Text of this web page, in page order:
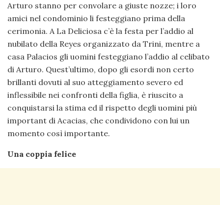
Arturo stanno per convolare a giuste nozze; i loro
amici nel condominio li festeggiano prima della
cerimonia. A La Deliciosa c’è la festa per l’addio al
nubilato della Reyes organizzato da Trini, mentre a
casa Palacios gli uomini festeggiano l’addio al celibato
di Arturo. Quest’ultimo, dopo gli esordi non certo
brillanti dovuti al suo atteggiamento severo ed
inflessibile nei confronti della figlia, è riuscito a
conquistarsi la stima ed il rispetto degli uomini più
important di Acacias, che condividono con lui un
momento così importante.
Una coppia felice